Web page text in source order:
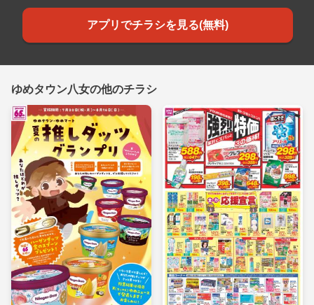
アプリでチラシを見る(無料)
ゆめタウン八女の他のチラシ